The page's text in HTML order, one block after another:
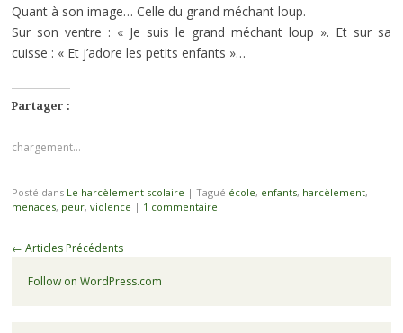
Quant à son image… Celle du grand méchant loup.
Sur son ventre : « Je suis le grand méchant loup ». Et sur sa
cuisse : « Et j’adore les petits enfants »…
Partager :
chargement…
Posté dans Le harcèlement scolaire | Tagué école, enfants, harcèlement,
menaces, peur, violence | 1 commentaire
← Articles Précédents
Follow on WordPress.com